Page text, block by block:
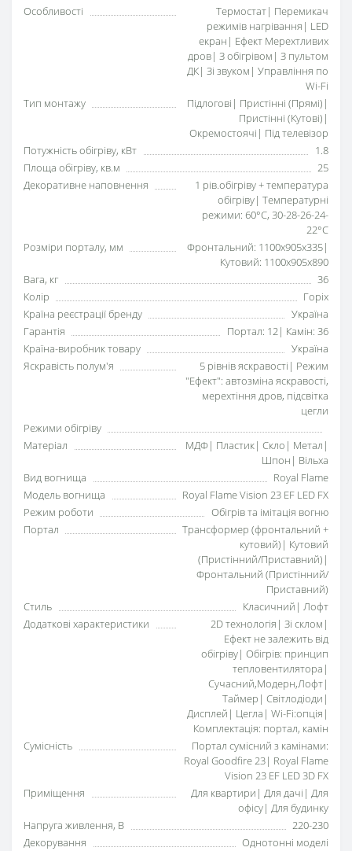
Особливості
Термостат| Перемикач
режимів нагрівання| LED
екран| Ефект Мерехтливих
дров| З обігрівом| З пультом
ДК| Зі звуком| Управління по
Wi-Fi
Тип монтажу
Підлогові| Пристінні (Прямі)|
Пристінні (Кутові)|
Окремостоячі| Під телевізор
Потужність обігріву, кВт
1.8
Площа обігріву, кв.м
25
Декоративне наповнення
1 рів.обігріву + температура
обігріву| Температурні
режими: 60°С, 30-28-26-24-
22°С
Розміри порталу, мм
Фронтальний: 1100x905x335|
Кутовий: 1100x905x890
Вага, кг
36
Колір
Горіх
Країна реєстрації бренду
Україна
Гарантія
Портал: 12| Камін: 36
Країна-виробник товару
Україна
Яскравість полум'я
5 рівнів яскравості| Режим
"Ефект": автозміна яскравості,
мерехтіння дров, підсвітка
цегли
Режими обігріву
Матеріал
МДФ| Пластик| Скло| Метал|
Шпон| Вільха
Вид вогнища
Royal Flame
Модель вогнища
Royal Flame Vision 23 EF LED FX
Режим роботи
Обігрів та імітація вогню
Портал
Трансформер (фронтальний +
кутовий)| Кутовий
(Пристінний/Приставний)|
Фронтальний (Пристінний/
Приставний)
Стиль
Класичний| Лофт
Додаткові характеристики
2D технологія| Зі склом|
Ефект не залежить від
обігріву| Обігрів: принцип
тепловентилятора|
Сучасний,Модерн,Лофт|
Таймер| Світлодіоди|
Дисплей| Цегла| Wi-Fi:опція|
Комплектація: портал, камін
Сумісність
Портал сумісний з камінами:
Royal Goodfire 23| Royal Flame
Vision 23 EF LED 3D FX
Приміщення
Для квартири| Для дачі| Для
офісу| Для будинку
Напруга живлення, В
220-230
Декорування
Однотонні моделі